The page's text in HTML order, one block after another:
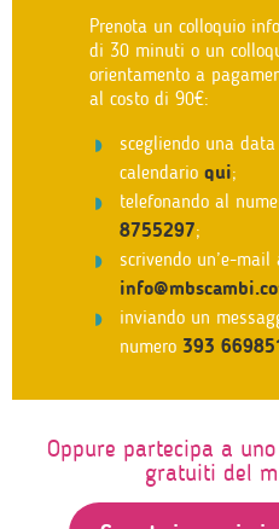
Prenota un colloquio
di 30 minuti o un
orientamento a
al costo di 90€:
scegliendo una
calendario qui;
telefonando al
8755297;
scrivendo un’e-mail
inviando un
numero 393
Oppure partecipa a
gratuiti del